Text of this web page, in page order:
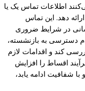
اطلاعات تماس یک یا
دهد. این تماس
در شرایط ضروری
دسترسی به بازنشسته،
کند و اقدامات لازم
اقساط را افزایش
شفافیت ادامه یابد،